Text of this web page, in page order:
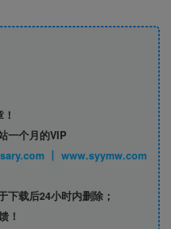
一个月的VIP
www.dsary.com 丨 www.syymw.com
下载后24小时内删除；
！